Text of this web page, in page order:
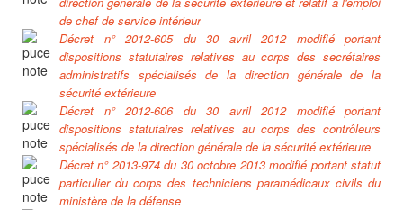
de chef de service intérieur
Décret n° 2012-605 du 30 avril 2012 modifié portant
dispositions statutaires relatives au corps des secrétaires
administratifs spécialisés de la direction générale de la
sécurité extérieure
Décret n° 2012-606 du 30 avril 2012 modifié portant
dispositions statutaires relatives au corps des contrôleurs
spécialisés de la direction générale de la sécurité extérieure
Décret n° 2013-974 du 30 octobre 2013 modifié portant statut
particulier du corps des techniciens paramédicaux civils du
ministère de la défense